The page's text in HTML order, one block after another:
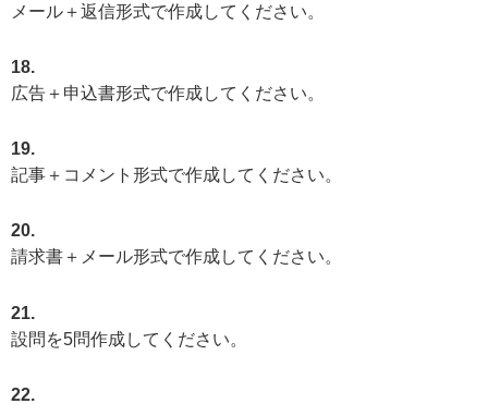
メール＋返信形式で作成してください。
18.
広告＋申込書形式で作成してください。
19.
記事＋コメント形式で作成してください。
20.
請求書＋メール形式で作成してください。
21.
設問を5問作成してください。
22.